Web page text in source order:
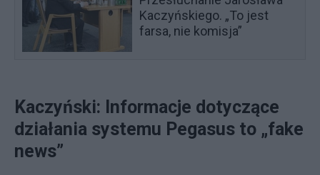
Kaczyńskiego. „To jest
farsa, nie komisja”
Kaczyński: Informacje dotyczące
działania systemu Pegasus to „fake
news”